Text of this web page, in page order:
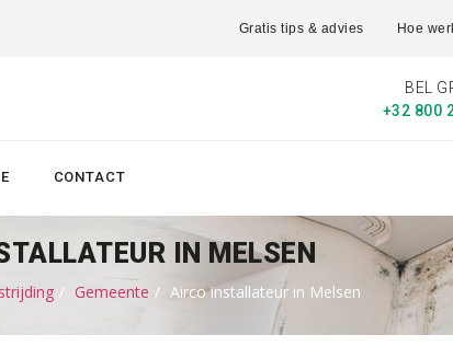
Gratis tips & advies Hoe
BEL
+32 800
CONTACT
IN MELSEN
Gemeente Airco installateur in Melsen